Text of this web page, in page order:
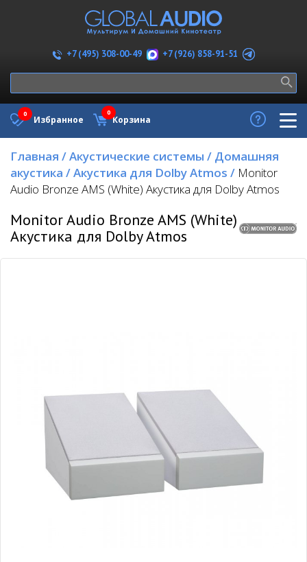
+7 (495) 308-00-49 +7 (926) 858-91-51
Избранное
0
Корзина
0
Главная /Акустические системы / Домашняя
акустика /Акустика для Dolby Atmos / Monitor
Audio Bronze AMS (White) Акустика для Dolby Atmos
Monitor Audio Bronze AMS (White)
Акустика для Dolby Atmos